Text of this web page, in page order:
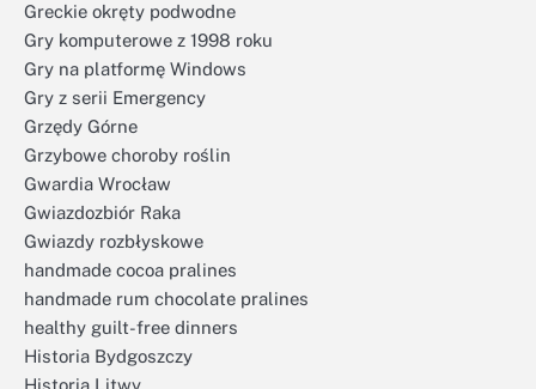
Greckie okręty podwodne
Gry komputerowe z 1998 roku
Gry na platformę Windows
Gry z serii Emergency
Grzędy Górne
Grzybowe choroby roślin
Gwardia Wrocław
Gwiazdozbiór Raka
Gwiazdy rozbłyskowe
handmade cocoa pralines
handmade rum chocolate pralines
healthy guilt-free dinners
Historia Bydgoszczy
Historia Litwy